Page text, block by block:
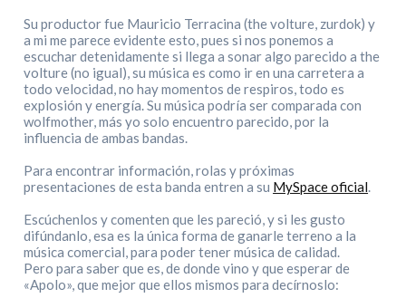
Su productor fue Mauricio Terracina (the volture, zurdok) y
a mi me parece evidente esto, pues si nos ponemos a
escuchar detenidamente si llega a sonar algo parecido a the
volture (no igual), su música es como ir en una carretera a
todo velocidad, no hay momentos de respiros, todo es
explosión y energía. Su música podría ser comparada con
wolfmother, más yo solo encuentro parecido, por la
influencia de ambas bandas.
Para encontrar información, rolas y próximas
presentaciones de esta banda entren a su MySpace oficial.
Escúchenlos y comenten que les pareció, y si les gusto
difúndanlo, esa es la única forma de ganarle terreno a la
música comercial, para poder tener música de calidad.
Pero para saber que es, de donde vino y que esperar de
«Apolo», que mejor que ellos mismos para decírnoslo: